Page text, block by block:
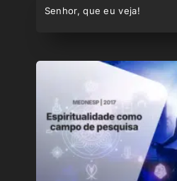
Senhor, que eu veja!